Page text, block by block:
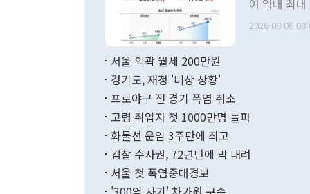
관의 무리한
다. [정동영 통일부 장관이 지난달 23일 오후 서울 종로구 정부서울청사에
무너졌다고
함께 4자 대
어 역대 최
료=한국은행] 한국은행이 6일 발표한 '2026년 6월 국제수지(잠정)'
며 월간 기
196.9% 급
수출은
2026-08-06
서울 외곽 월세 200만원
경기도, 재정 '비상 상황'
프로야구 전 경기 폭염 취소
고령 취업자 첫 1000만명 돌파
화물선 운임 3주만에 최고
검찰 수사권, 72년만에 막 내려
서울 첫 폭염중대경보